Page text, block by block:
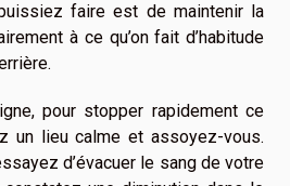
faire est de maintenir la
à ce qu’on fait d’habitude
pour stopper rapidement ce
un lieu calme et assoyez-vous.
d’évacuer le sang de votre